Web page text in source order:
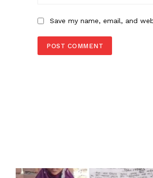
Save my name, email, and